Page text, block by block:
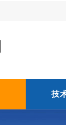
技